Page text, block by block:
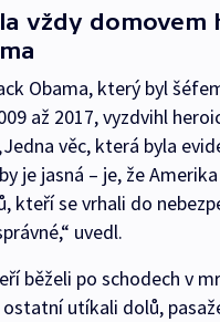
vždy domovem
Obama, který byl
až 2017, vyzdvihl
věc, která byla
je jasná – je, že
kteří se vrhali do
uvedl.
běželi po schodech v
utíkali dolů,